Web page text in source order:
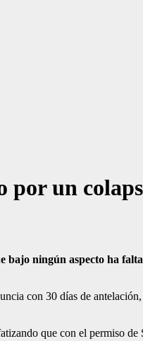
por un
bajo ningún aspecto ha
con 30 días de
que con el permiso de